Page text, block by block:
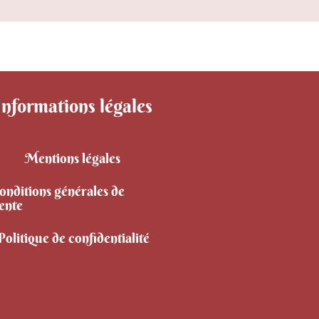
légales
Mentions légales
générales de
de confidentialité